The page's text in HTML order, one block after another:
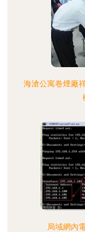
海滄公寓卷煙廠
局域網內